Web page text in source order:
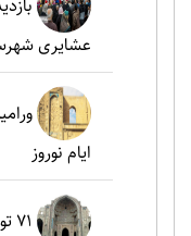
عشایری
ایام نوروز